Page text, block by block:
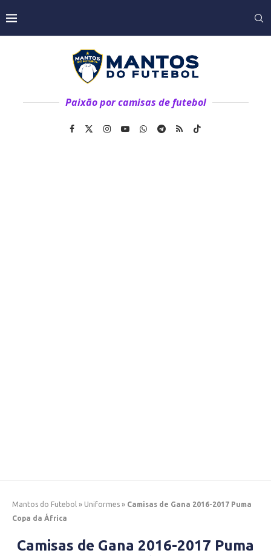
Paixão por camisas de futebol
Mantos do Futebol » Uniformes » Camisas de Gana 2016-2017 Puma
Copa da África
Camisas de Gana 2016-2017 Puma